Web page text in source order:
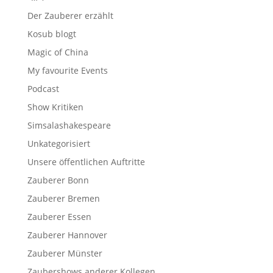
Der Zauberer erzählt
Kosub blogt
Magic of China
My favourite Events
Podcast
Show Kritiken
Simsalashakespeare
Unkategorisiert
Unsere öffentlichen Auftritte
Zauberer Bonn
Zauberer Bremen
Zauberer Essen
Zauberer Hannover
Zauberer Münster